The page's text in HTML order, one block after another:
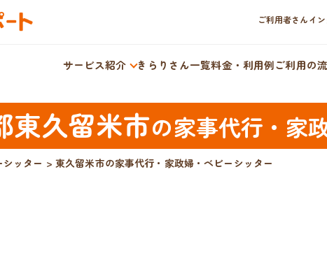
ご利用者さんイ
サービス紹介 きらりさん一覧料金・利用例ご利用の
東久留米市の家事代行・家
ッター >東久留米市の家事代行・家政婦・ベビーシッター